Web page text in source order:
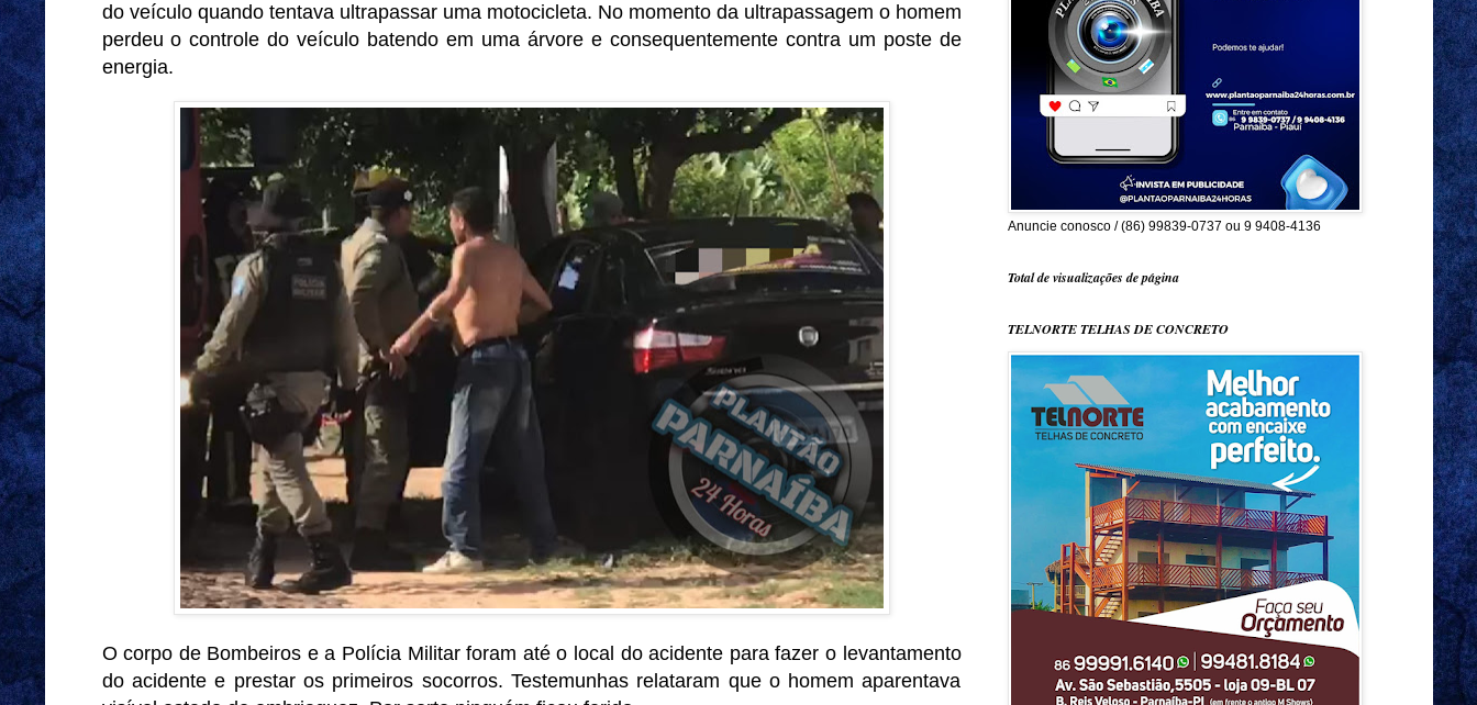
do veículo quando tentava ultrapassar uma motocicleta. No momento da ultrapassagem o homem
perdeu o controle do veículo batendo em uma árvore e consequentemente contra um poste de
energia.
O corpo de Bombeiros e a Polícia Militar foram até o local do acidente para fazer o levantamento
do acidente e prestar os primeiros socorros. Testemunhas relataram que o homem aparentava
Anuncie conosco / (86) 99839-0737 ou 9 9408-4136
Total de visualizações de página
TELNORTE TELHAS DE CONCRETO